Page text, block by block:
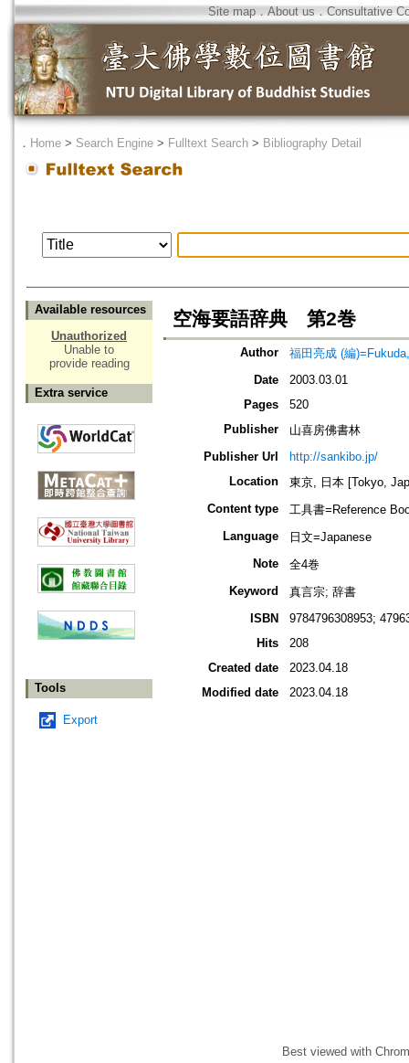
Site map．About us ． Consultative
． Home > Search Engine > Fulltext Search > Bibliography Detail
Available resources
Unauthorized
Unable to
provide reading
Extra service
Tools
Export
空海要語辞典 第2巻
Author
福田亮成 (編
Date
2003.03.01
Pages
520
Publisher
山喜房佛書林
Publisher Url
http://sankibo.jp/
Location
東京, 日本 [Tokyo,
Content type
工具書=Reference
Language
日文=Japanese
Note
全4巻
Keyword
真言宗; 辞書
ISBN
9784796308953;
Hits
208
Created date
2023.04.18
Modified date
2023.04.18
Best viewed with